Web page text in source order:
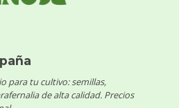
para tu cultivo: semillas,
de alta calidad. Precios